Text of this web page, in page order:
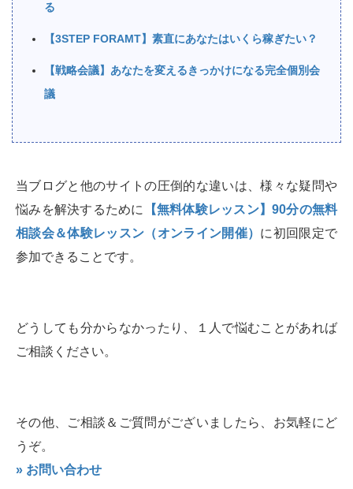
る
【3STEP FORAMT】素直にあなたはいくら稼ぎたい？
【戦略会議】あなたを変えるきっかけになる完全個別会
議
当ブログと他のサイトの圧倒的な違いは、様々な疑問や
悩みを解決するために
【無料体験レッスン】90分の無料
相談会＆体験レッスン（オンライン開催） に初回限定で
参加できることです。
どうしても分からなかったり、１人で悩むことがあれば
ご相談ください。
その他、ご相談＆ご質問がございましたら、お気軽にど
うぞ。
» お問い合わせ